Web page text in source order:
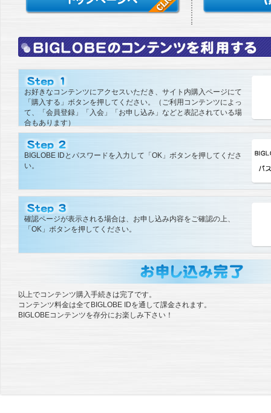
お好きなコンテンツにアクセスいただき、サイト内購入ページにて
「購入する」ボタンを押してください。（ご利用コンテンツによっ
て、「会員登録」「入会」「お申し込み」などと表記されている場
合もあります）
BIGLOBE IDとパスワードを入力して「OK」ボタンを押してくださ
い。
確認ページが表示される場合は、お申し込み内容をご確認の上、
「OK」ボタンを押してください。
以上でコンテンツ購入手続きは完了です。
コンテンツ料金は全てBIGLOBE IDを通して課金されます。
BIGLOBEコンテンツを存分にお楽しみ下さい！